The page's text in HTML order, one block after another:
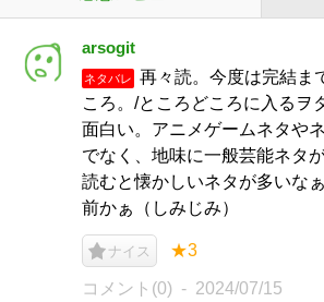
arsogit
ネタバレ
再々読。今度は完結ま
ころ。/ところどころに入るヲ
面白い。アニメゲームネタや
でなく、地味に一般芸能ネタ
読むと懐かしいネタが多いな
前かぁ（しみじみ）
ナイス ★3
コメント(0) 2024/07/15